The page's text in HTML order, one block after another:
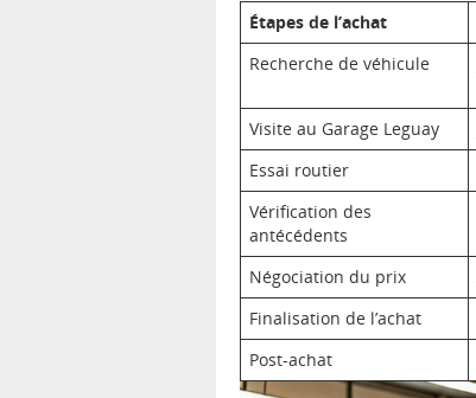
Étapes de l’achat
Recherche de véhicule
Visite au Garage Leguay
Essai routier
Vérification des
antécédents
Négociation du prix
Finalisation de l’achat
Post-achat